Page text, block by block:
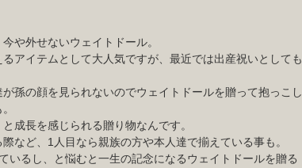
や外せないウェイトドール。
アイテムとして大人気ですが、最近では出産祝いとしても
孫の顔を見られないのでウェイトドールを贈って抱っこし
成長を感じられる贈り物なんです。
など、1人目なら親族の方や本人達で揃えている事も。
いるし、と悩むと一生の記念になるウェイトドールを贈る